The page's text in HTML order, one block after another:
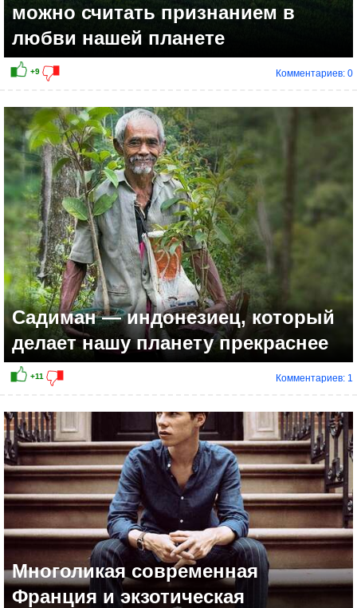
+12
можно считать признанием в
любви нашей планете
Комментариев: 0
Садиман — индонезиец, который
делает нашу планету прекраснее
Комментариев: 1
Многоликая современная
Франция и экзотическая